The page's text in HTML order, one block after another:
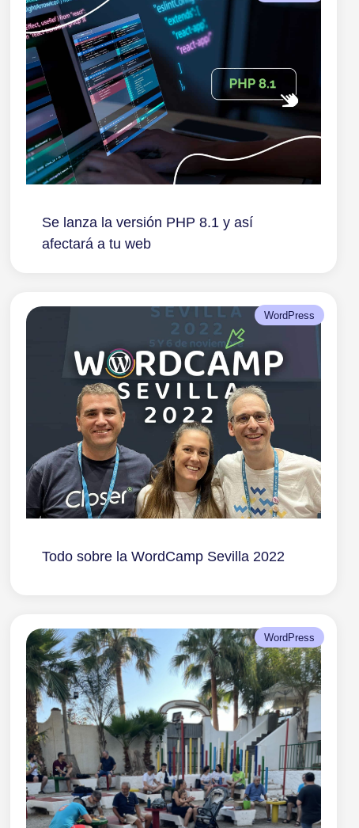
Se lanza la versión PHP 8.1 y así
afectará a tu web
WordPress
Todo sobre la WordCamp Sevilla 2022
WordPress